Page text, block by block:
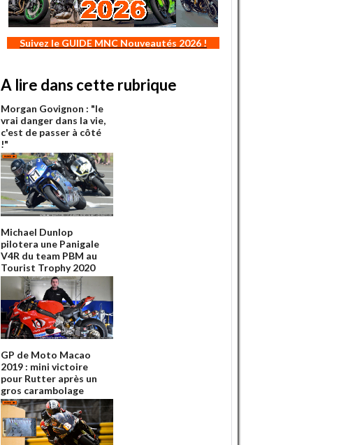
Suivez le GUIDE MNC Nouveautés 2026 !
A lire dans cette rubrique
Morgan Govignon : "le
vrai danger dans la vie,
c'est de passer à côté
!"
Michael Dunlop
pilotera une Panigale
V4R du team PBM au
Tourist Trophy 2020
GP de Moto Macao
2019 : mini victoire
pour Rutter après un
gros carambolage